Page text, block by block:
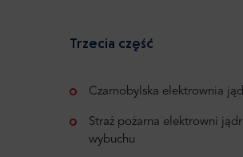
Trzecia część
Czarnobylska elektrownia
Straż pożarna elektrowni
wybuchu